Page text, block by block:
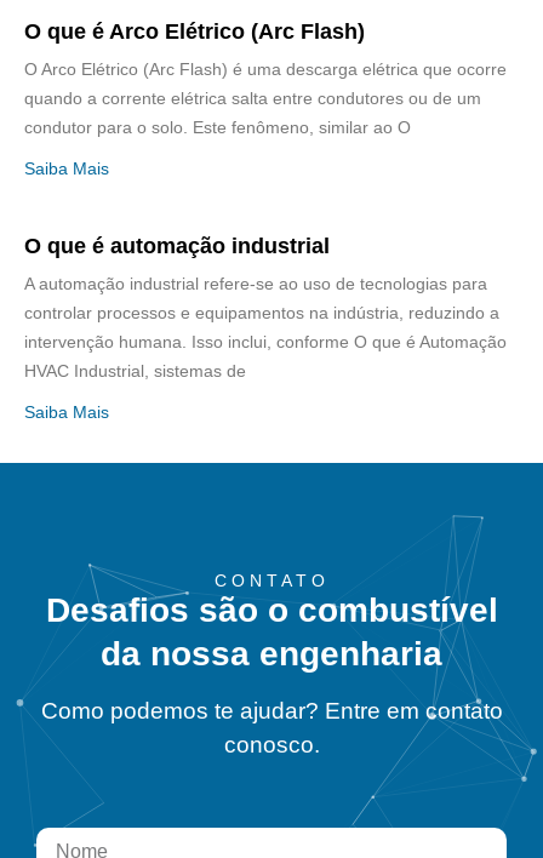
O que é Arco Elétrico (Arc Flash)
O Arco Elétrico (Arc Flash) é uma descarga elétrica que ocorre
quando a corrente elétrica salta entre condutores ou de um
condutor para o solo. Este fenômeno, similar ao O
Saiba Mais
O que é automação industrial
A automação industrial refere-se ao uso de tecnologias para
controlar processos e equipamentos na indústria, reduzindo a
intervenção humana. Isso inclui, conforme O que é Automação
HVAC Industrial, sistemas de
Saiba Mais
CONTATO
Desafios são o combustível
da nossa engenharia
Como podemos te ajudar? Entre em contato
conosco.